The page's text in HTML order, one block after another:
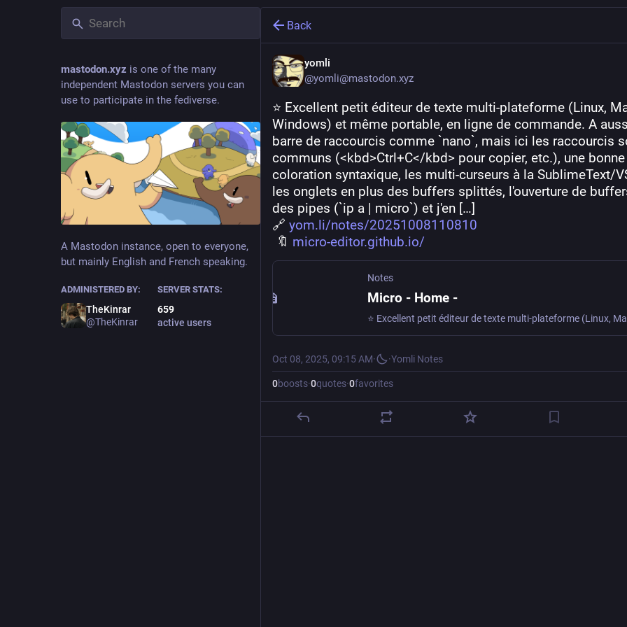
mastodon.xyz is one of the many
independent Mastodon servers you can
use to participate in the fediverse.
A Mastodon instance, open to everyone,
but mainly English and French speaking.
ADMINISTERED BY:
TheKinrar
@TheKinrar
SERVER STATS:
659
active users
Back
yomli
@yomli@mastodon.xyz
⭐ Excellent petit éditeur de texte multi-plateforme (Linux,
Windows) et même portable, en ligne de commande. A
barre de raccourcis comme `nano`, mais ici les raccourcis
communs (<kbd>Ctrl+C</kbd> pour copier, etc.), une bonne
coloration syntaxique, les multi-curseurs à la SublimeText/
les onglets en plus des buffers splittés, l'ouverture de
des pipes (`ip a | micro`) et j'en […]
🔗 yom.li/notes/20251008110810
🔖 micro-editor.github.io/
Notes
Micro - Home -
Oct 08, 2025, 09:15 AM· ·Yomli Notes
0boosts·0quotes·0favorites